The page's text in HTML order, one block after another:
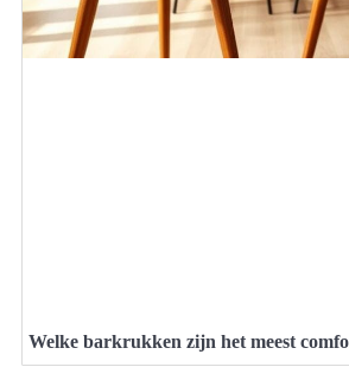
Welke barkrukken zijn het meest